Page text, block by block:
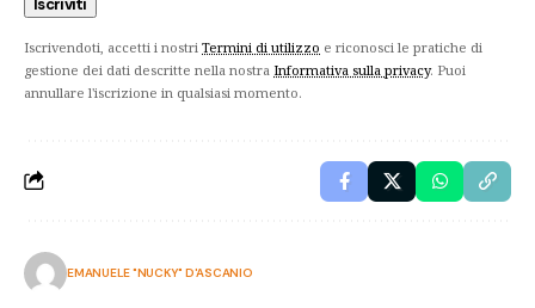
Iscrivendoti, accetti i nostri Termini di utilizzo e riconosci le pratiche di
gestione dei dati descritte nella nostra Informativa sulla privacy. Puoi
annullare l'iscrizione in qualsiasi momento.
EMANUELE "NUCKY" D'ASCANIO